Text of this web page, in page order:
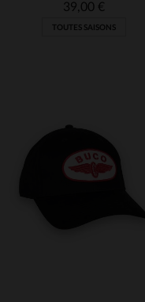
TAILLES DISPONIBLES
39,00 €
TOUTES SAISONS